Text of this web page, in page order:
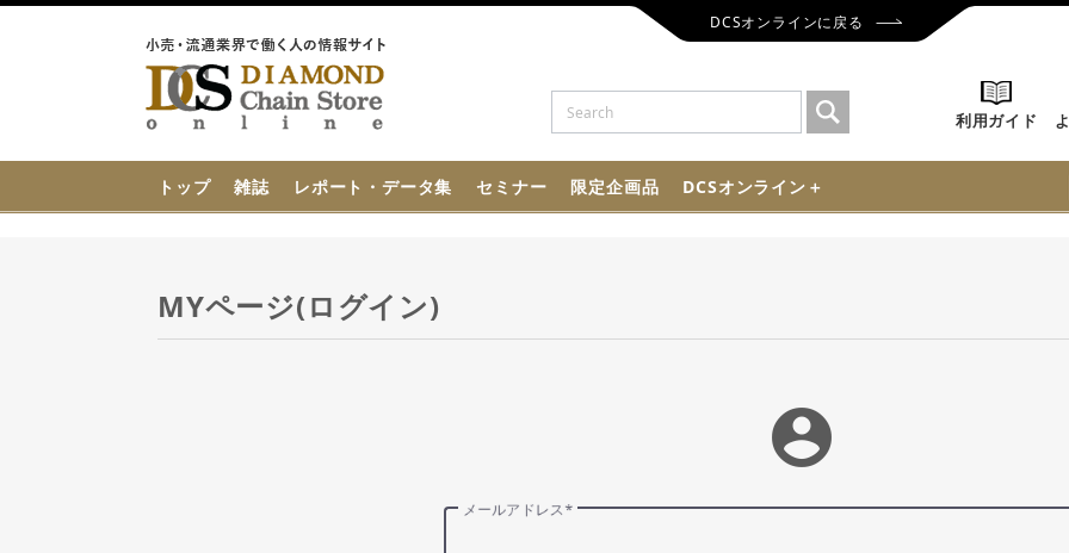
DCSオンラインに戻る
利用ガイド
トップ 雑誌 レポート・データ集 セミナー 限定企画品 DCSオンライン＋
MYページ(ログイン)
account_circle
メールアドレス